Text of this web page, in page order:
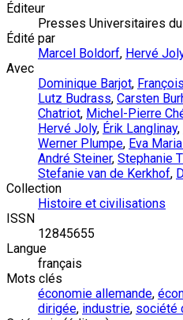
Éditeur
Presses Universitaires
Édité par
Marcel Boldorf, Hervé
Avec
Dominique Barjot,
Lutz Budrass, Carsten
Chatriot, Michel-Pierre
Hervé Joly, Érik Langlinay,
Werner Plumpe, Eva
André Steiner, Stephanie
Stefanie van de Kerkhof,
Collection
Histoire et civilisations
ISSN
12845655
Langue
français
Mots clés
économie allemande,
dirigée, industrie, société